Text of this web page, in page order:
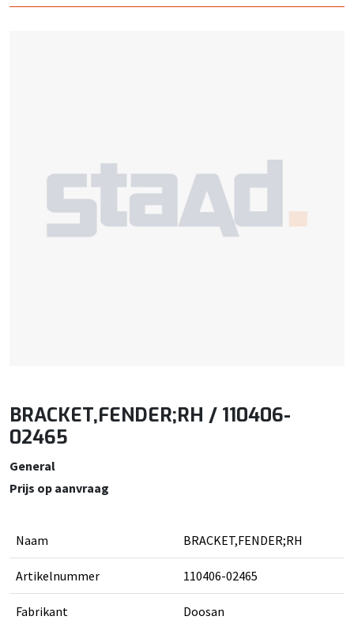
BRACKET,FENDER;RH / 110406-
02465
General
Prijs op aanvraag
Naam BRACKET,FENDER;RH
Artikelnummer 110406-02465
Fabrikant Doosan